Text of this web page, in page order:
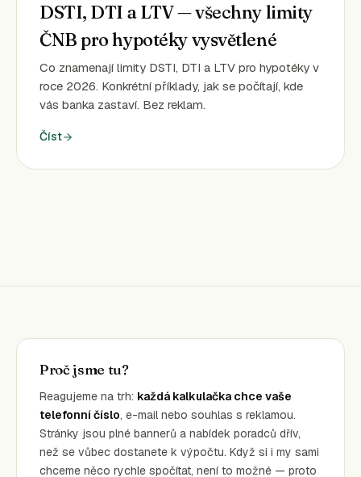
DSTI, DTI a LTV — všechny limity
ČNB pro hypotéky vysvětlené
Co znamenají limity DSTI, DTI a LTV pro hypotéky v
roce 2026. Konkrétní příklady, jak se počítají, kde
vás banka zastaví. Bez reklam.
Číst
Proč jsme tu?
Reagujeme na trh: každá kalkulačka chce vaše
telefonní číslo, e-mail nebo souhlas s reklamou.
Stránky jsou plné bannerů a nabídek poradců dřív,
než se vůbec dostanete k výpočtu. Když si i my sami
chceme něco rychle spočítat, není to možné — proto